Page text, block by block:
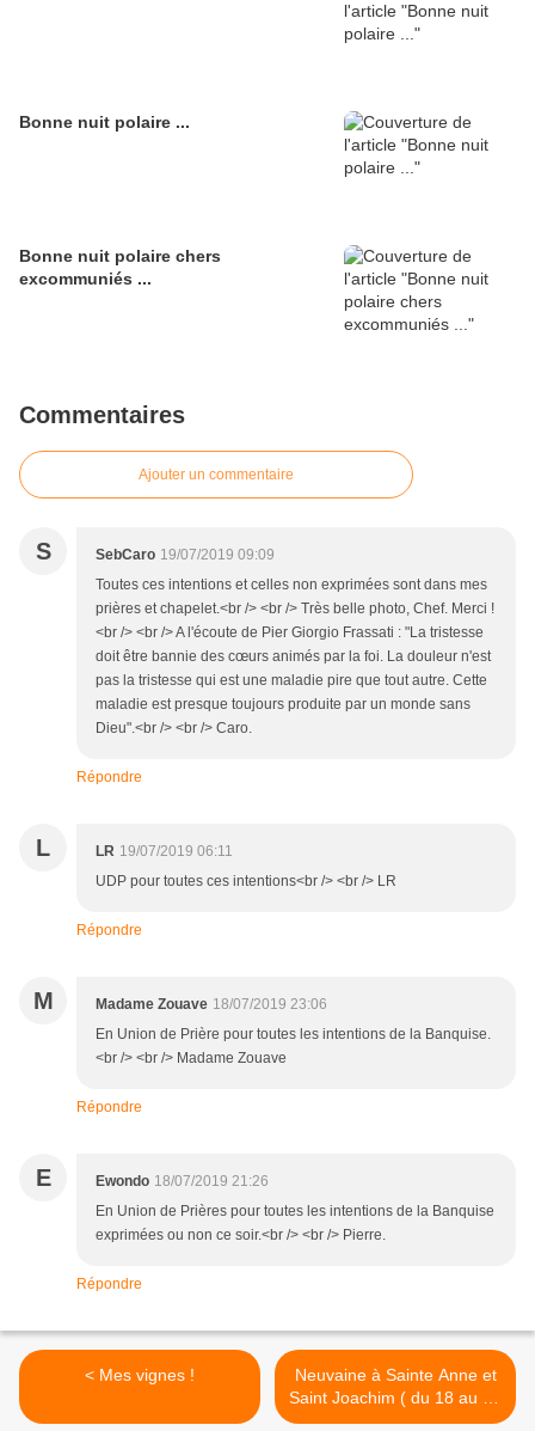
Bonne nuit polaire ...
Bonne nuit polaire chers
excommuniés ...
Commentaires
Ajouter un commentaire
S SebCaro 19/07/2019 09:09
Toutes ces intentions et celles non exprimées sont dans mes
prières et chapelet.<br /> <br /> Très belle photo, Chef. Merci !
<br /> <br /> A l'écoute de Pier Giorgio Frassati : "La tristesse
doit être bannie des cœurs animés par la foi. La douleur n'est
pas la tristesse qui est une maladie pire que tout autre. Cette
maladie est presque toujours produite par un monde sans
Dieu".<br /> <br /> Caro.
Répondre
L LR 19/07/2019 06:11
UDP pour toutes ces intentions<br /> <br /> LR
Répondre
M Madame Zouave 18/07/2019 23:06
En Union de Prière pour toutes les intentions de la Banquise.
<br /> <br /> Madame Zouave
Répondre
E Ewondo 18/07/2019 21:26
En Union de Prières pour toutes les intentions de la Banquise
exprimées ou non ce soir.<br /> <br /> Pierre.
Répondre
< Mes vignes !
Neuvaine à Sainte Anne et
Saint Joachim ( du 18 au 26
juillet) >